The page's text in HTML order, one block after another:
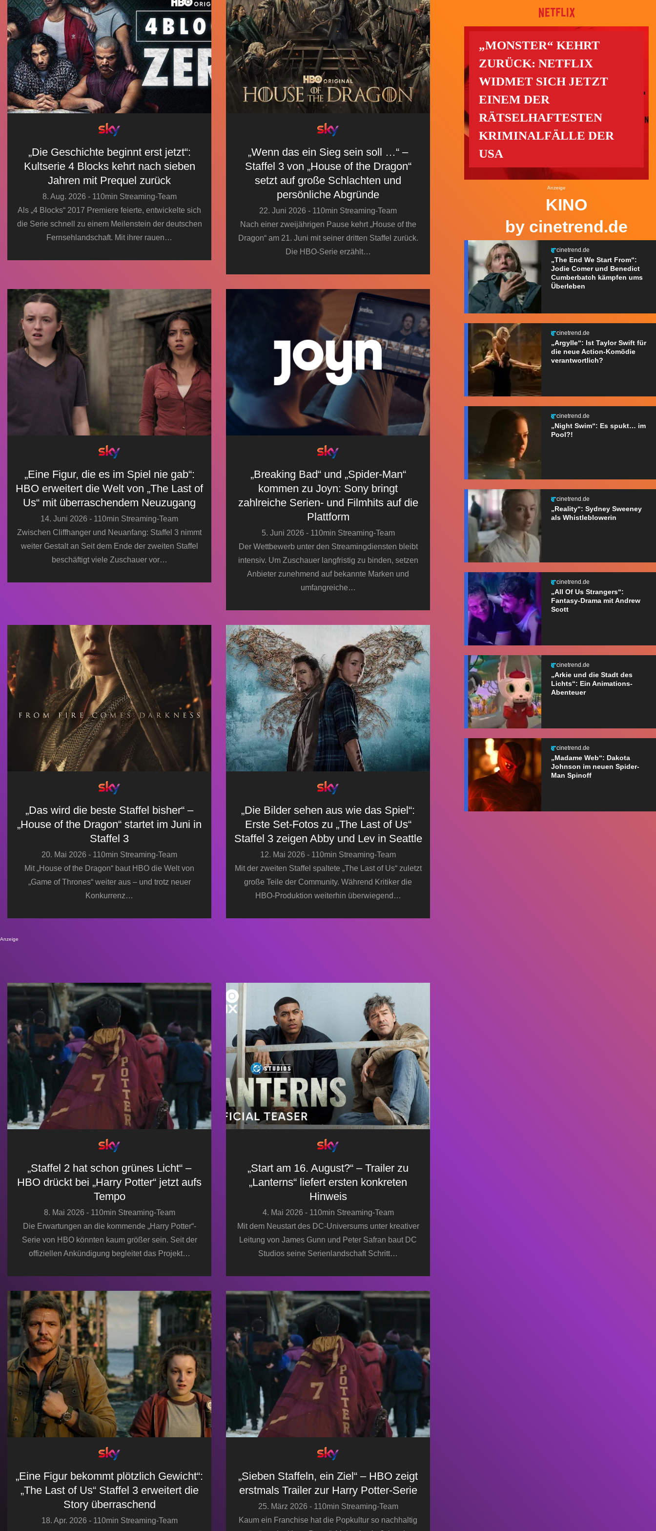
„Die Geschichte beginnt erst jetzt“:
Kultserie 4 Blocks kehrt nach sieben
Jahren mit Prequel zurück
8. Aug. 2026 - 110min Streaming-Team
Als „4 Blocks“ 2017 Premiere feierte, entwickelte sich
die Serie schnell zu einem Meilenstein der deutschen
Fernsehlandschaft. Mit ihrer rauen…
„Wenn das ein Sieg sein soll …“ –
Staffel 3 von „House of the Dragon“
setzt auf große Schlachten und
persönliche Abgründe
22. Juni 2026 - 110min Streaming-Team
Nach einer zweijährigen Pause kehrt „House of the
Dragon“ am 21. Juni mit seiner dritten Staffel zurück.
Die HBO-Serie erzählt…
„Eine Figur, die es im Spiel nie gab“:
HBO erweitert die Welt von „The Last of
Us“ mit überraschendem Neuzugang
14. Juni 2026 - 110min Streaming-Team
Zwischen Cliffhanger und Neuanfang: Staffel 3 nimmt
weiter Gestalt an Seit dem Ende der zweiten Staffel
beschäftigt viele Zuschauer vor…
„Breaking Bad“ und „Spider-Man“
kommen zu Joyn: Sony bringt
zahlreiche Serien- und Filmhits auf die
Plattform
5. Juni 2026 - 110min Streaming-Team
Der Wettbewerb unter den Streamingdiensten bleibt
intensiv. Um Zuschauer langfristig zu binden, setzen
Anbieter zunehmend auf bekannte Marken und
umfangreiche…
„Das wird die beste Staffel bisher“ –
„House of the Dragon“ startet im Juni in
Staffel 3
20. Mai 2026 - 110min Streaming-Team
Mit „House of the Dragon“ baut HBO die Welt von
„Game of Thrones“ weiter aus – und trotz neuer
Konkurrenz…
„Die Bilder sehen aus wie das Spiel“:
Erste Set-Fotos zu „The Last of Us“
Staffel 3 zeigen Abby und Lev in Seattle
12. Mai 2026 - 110min Streaming-Team
Mit der zweiten Staffel spaltete „The Last of Us“ zuletzt
große Teile der Community. Während Kritiker die
HBO-Produktion weiterhin überwiegend…
Anzeige
„Staffel 2 hat schon grünes Licht“ –
HBO drückt bei „Harry Potter“ jetzt aufs
Tempo
8. Mai 2026 - 110min Streaming-Team
Die Erwartungen an die kommende „Harry Potter“-
Serie von HBO könnten kaum größer sein. Seit der
offiziellen Ankündigung begleitet das Projekt…
„Start am 16. August?“ – Trailer zu
„Lanterns“ liefert ersten konkreten
Hinweis
4. Mai 2026 - 110min Streaming-Team
Mit dem Neustart des DC-Universums unter kreativer
Leitung von James Gunn und Peter Safran baut DC
Studios seine Serienlandschaft Schritt…
„Eine Figur bekommt plötzlich Gewicht“:
„The Last of Us“ Staffel 3 erweitert die
Story überraschend
18. Apr. 2026 - 110min Streaming-Team
„Sieben Staffeln, ein Ziel“ – HBO zeigt
erstmals Trailer zur Harry Potter-Serie
25. März 2026 - 110min Streaming-Team
Kaum ein Franchise hat die Popkultur so nachhaltig
„MONSTER“ KEHRT
ZURÜCK: NETFLIX
WIDMET SICH JETZT
EINEM DER
RÄTSELHAFTESTEN
KRIMINALFÄLLE DER
USA
Anzeige
KINO
by cinetrend.de
cinetrend.de
„The End We Start From“:
Jodie Comer und Benedict
Cumberbatch kämpfen ums
Überleben
cinetrend.de
„Argylle“: Ist Taylor Swift für
die neue Action-Komödie
verantwortlich?
cinetrend.de
„Night Swim“: Es spukt… im
Pool?!
cinetrend.de
„Reality“: Sydney Sweeney
als Whistleblowerin
cinetrend.de
„All Of Us Strangers“:
Fantasy-Drama mit Andrew
Scott
cinetrend.de
„Arkie und die Stadt des
Lichts“: Ein Animations-
Abenteuer
cinetrend.de
„Madame Web“: Dakota
Johnson im neuen Spider-
Man Spinoff